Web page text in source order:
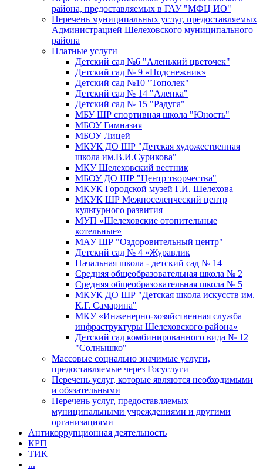
района, предоставляемых в ГАУ "МФЦ ИО"
Перечень муниципальных услуг, предоставляемых
Администрацией Шелеховского муниципального
района
Платные услуги
Детский сад №6 "Аленький цветочек"
Детский сад № 9 «Подснежник»
Детский сад №10 "Тополек"
Детский сад № 14 "Аленка"
Детский сад № 15 "Радуга"
МБУ ШР спортивная школа "Юность"
МБОУ Гимназия
МБОУ Лицей
МКУК ДО ШР "Детская художественная
школа им.В.И.Сурикова"
МКУ Шелеховский вестник
МБОУ ДО ШР "Центр творчества"
МКУК Городской музей Г.И. Шелехова
МКУК ШР Межпоселенческий центр
культурного развития
МУП «Шелеховские отопительные
котельные»
МАУ ШР "Оздоровительный центр"
Детский сад № 4 «Журавлик
Начальная школа - детский сад № 14
Средняя общеобразовательная школа № 2
Средняя общеобразовательная школа № 5
МКУК ДО ШР "Детская школа искусств им.
К.Г. Самарина"
МКУ «Инженерно-хозяйственная служба
инфраструктуры Шелеховского района»
Детский сад комбинированного вида № 12
"Солнышко"
Массовые социально значимые услуги,
предоставляемые через Госуслуги
Перечень услуг, которые являются необходимыми
и обязательными
Перечень услуг, предоставляемых
муниципальными учреждениями и другими
организациями
Антикоррупционная деятельность
КРП
ТИК
...